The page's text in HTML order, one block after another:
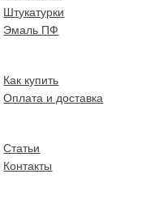
Штукатурки
Эмаль ПФ
Как купить
Оплата и доставка
Статьи
Контакты